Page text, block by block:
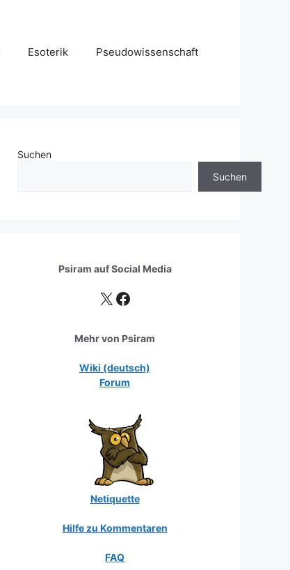
Esoterik Pseudowissenschaft
Suchen
Suchen
Psiram aufSocial Media
X Facebook
Mehr von Psiram
Wiki (deutsch)
Forum
Netiquette
Hilfe zu Kommentaren
FAQ